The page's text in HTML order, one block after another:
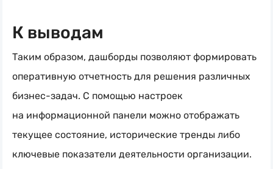
К выводам
Таким образом, дашборды позволяют формировать
оперативную отчетность для решения различных
бизнес-задач. С помощью настроек
на информационной панели можно отображать
текущее состояние, исторические тренды либо
ключевые показатели деятельности организации.